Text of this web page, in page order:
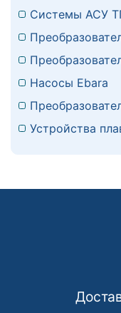
Системы АСУ
Насосы Ebara
Устройства